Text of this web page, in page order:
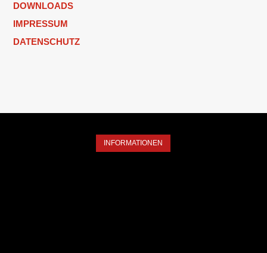
DOWNLOADS
IMPRESSUM
DATENSCHUTZ
INFORMATIONEN